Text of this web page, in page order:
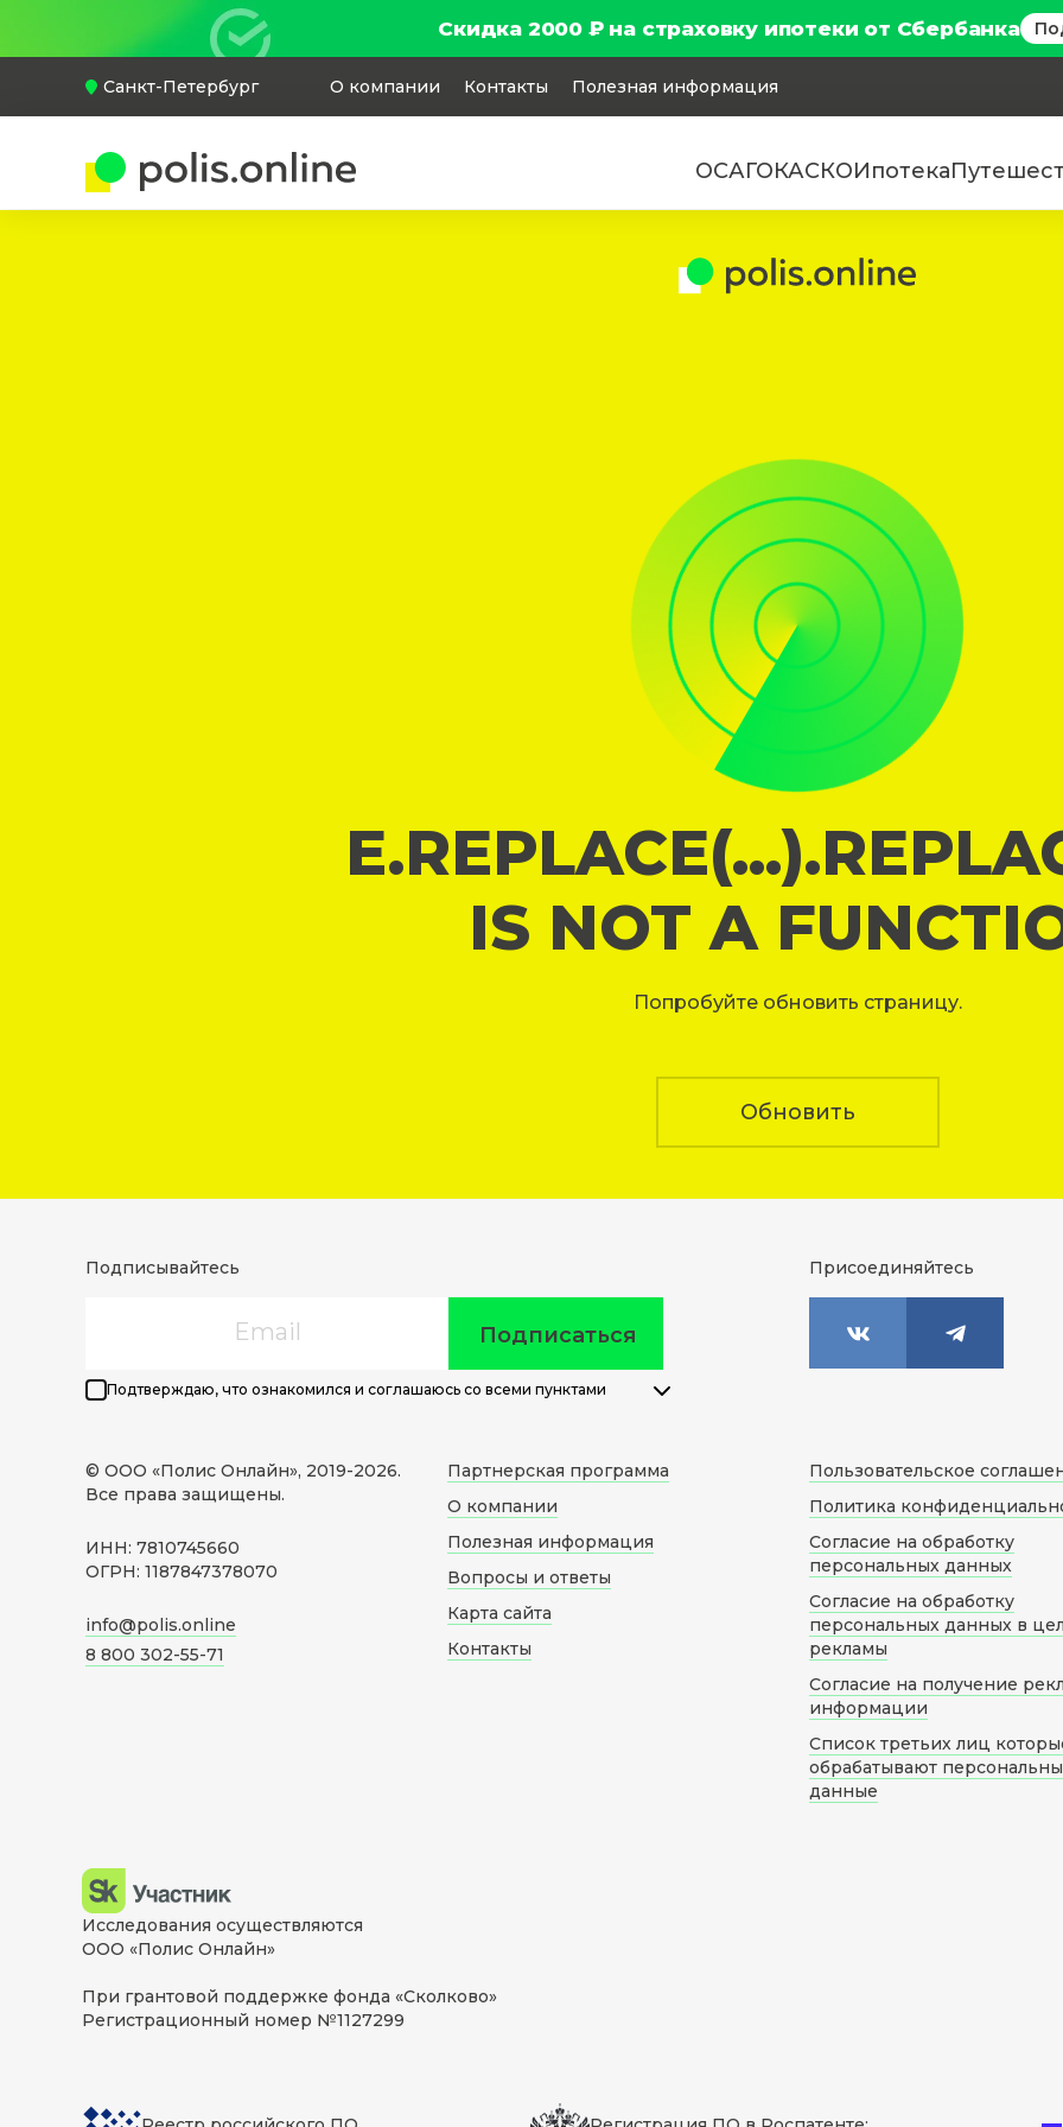
Скидка 2000 ₽ на страховку ипотеки от Сбербанка
Санкт-Петербург О компании Контакты Полезная информация
ОСАГОКАСКОИпотека
IS NOT A
Попробуйте обновить страницу.
Обновить
Подписывайтесь
Подписаться
Подтверждаю, что ознакомился и соглашаюсь со всеми пунктами
Присоединяйтесь
© ООО «Полис Онлайн», 2019-2026.
Все права защищены.
ИНН: 7810745660
ОГРН: 1187847378070
info@polis.online
8 800 302-55-71
Партнерская программа
О компании
Полезная информация
Вопросы и ответы
Карта сайта
Контакты
Пользовательское
Политика
Согласие на обработку
персональных данных
Согласие на обработку
персональных данных в
рекламы
Согласие на получение
информации
Список третьих лиц
обрабатывают
данные
Исследования осуществляются
ООО «Полис Онлайн»
При грантовой поддержке фонда «Сколково»
Регистрационный номер №1127299